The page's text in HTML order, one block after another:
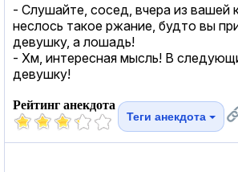
- Слушайте, сосед, вчера из вашей
неслось такое ржание, будто вы
девушку, а лошадь!
- Хм, интересная мысль! В
девушку!
Рейтинг анекдота
Теги анекдота